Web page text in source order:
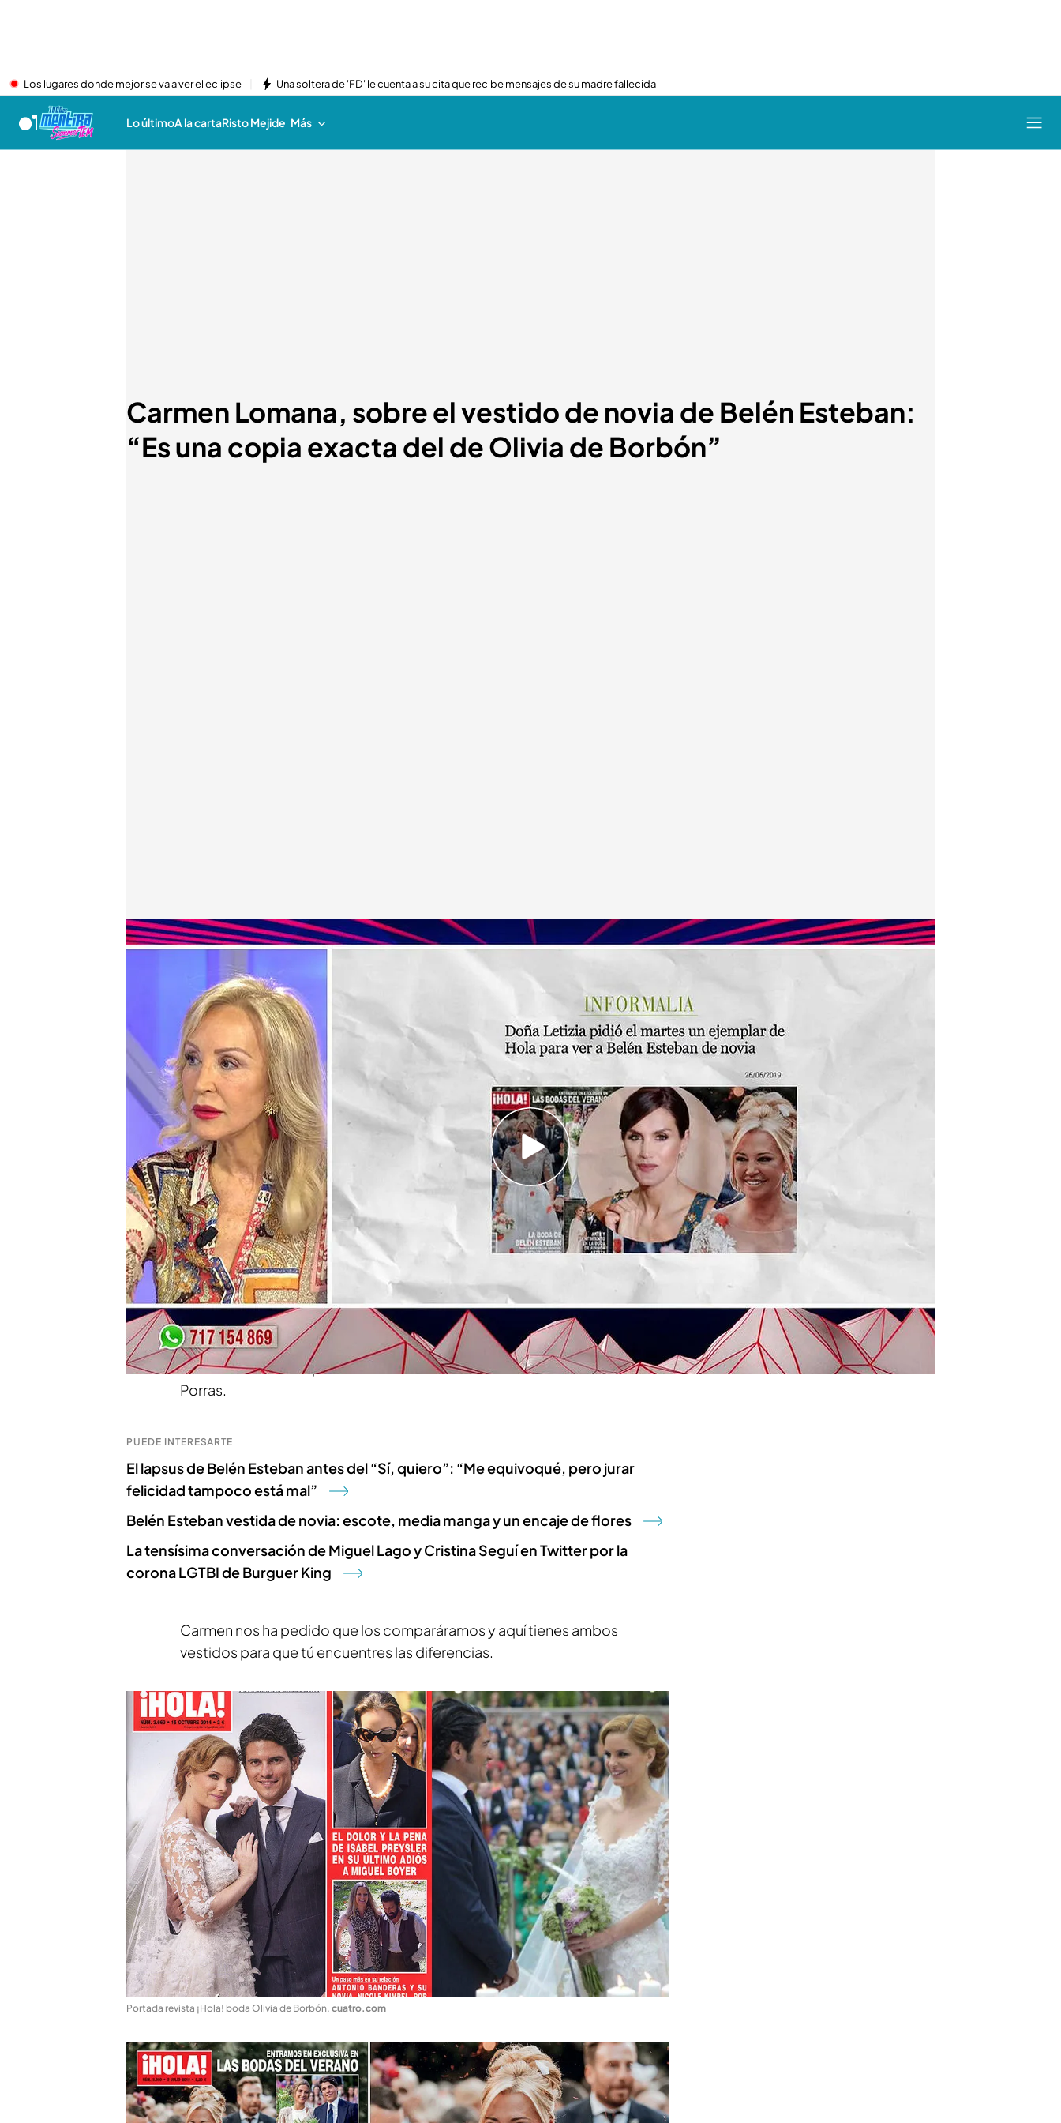
Los lugares donde mejor se va a ver el eclipse Una soltera de 'FD' le cuenta a su cita que recibe mensajes de su madre fallecida
Lo últimoA la cartaRisto Mejide Más
Carmen Lomana, sobre el vestido de novia de Belén Esteban:
“Es una copia exacta del de Olivia de Borbón”
Carmen Lomana en el plató de 'Todo es mentira'
Las diferencias entre el vestido de novia de Belén Esteban y el de Olivia
de Borbón
Compartir
En ‘Todo es mentira’ no hemos podido probar ni desmentir la
noticia de
Informaliaque asegura que la Reina Letizia
pidió que le adelantaran un
ejemplar de larevista ¡Hola!
porque se moría de ganas de ver el vestido de
Belén Esteban, pero a Carmen Loman a le chirría mucho esa información.
La experta en protocolo ha visitado el plató del programa para ayudarnos
a analizar la actualidad y ha puesto en duda esta información de la sección
de corazón de ‘El Economista’. Carmen duda de que Letizia pidiera algo
así, pero sí tiene clarísimo que elvestido de noviade Belén es unacopia
exactadel vestido que lució Olivia de Borbónel día de su boda con Julián
Porras.
PUEDE INTERESARTE
El lapsus de Belén Esteban antes del “Sí, quiero”: “Me equivoqué, pero jurar
felicidad tampoco está mal”
Belén Esteban vestida de novia: escote, media manga y un encaje de flores
La tensísima conversación de Miguel Lago y Cristina Seguí en Twitter por la
corona LGTBI de Burguer King
Carmen nos ha pedido que los comparáramos y aquí tienes ambos
vestidos para que tú encuentres las diferencias.
Portada revista ¡Hola! boda Olivia de Borbón. cuatro.com